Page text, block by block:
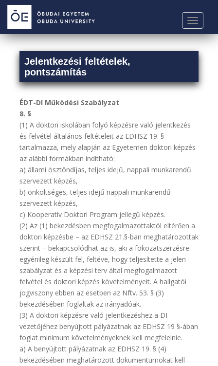
p
Jelentkezési feltételek,
pontszámítás
ÉDT-DI Működési Szabályzat
8. §
(1) A doktori iskolában folyó képzésre való jelentkezés
és felvétel általános feltételeit az EDHSZ 19. §
tartalmazza, mely alapján az Egyetemen doktori képzés
az alábbi formákban indítható:
a) állami ösztöndíjas, teljes idejű, nappali munkarendű
szervezett képzés,
b) önköltséges, teljes idejű nappali munkarendű
szervezett képzés,
c) Kooperatív Doktori Program jellegű képzés.
(2) Az (1) bekezdésben megfogalmazottaktól eltérően a
doktori képzésbe – az EDHSZ 21.§-ban meghatározottak
szerint – bekapcsolódhat az is, aki a fokozatszerzésre
egyénileg készült fel, feltéve, hogy teljesítette a jelen
szabályzat és a képzési terv által megfogalmazott
felvétel és doktori képzés követelményeit. A hallgatói
jogviszony ebben az esetben az Nftv. 53. § (3)
bekezdésében foglaltak az irányadóak.
(3) A doktori képzésre való jelentkezéshez a DI
vezetőjéhez benyújtott pályázatnak az EDHSZ 19 §-ában
foglat minimum követelményeknek kell megfelelnie.
a) A benyújtott pályázatnak az EDHSZ 19. § (4)
bekezdésében meghatározott dokumentumokat kell